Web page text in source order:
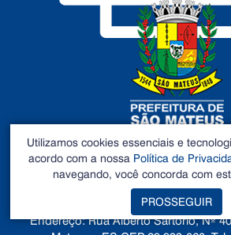
DADOS ABERTOS
Prefeitura de São
©2026 - Todos os direitos
Endereço: Rua Alberto Sartório, Nº
Utilizamos cookies essenciais e
acordo com a nossa Política de
navegando, você concorda com
PROSSEGUIR